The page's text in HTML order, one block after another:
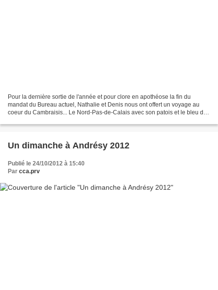
Pour la dernière sortie de l'année et pour clore en apothéose la fin du
mandat du Bureau actuel, Nathalie et Denis nous ont offert un voyage au
coeur du Cambraisis... Le Nord-Pas-de-Calais avec son patois et le bleu du
Un dimanche à Andrésy 2012
Publié le 24/10/2012 à 15:40
Par cca.prv